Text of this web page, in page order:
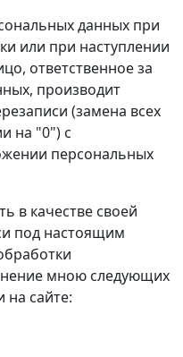
данных при
или при наступлении
ответственное за
производит
(замена всех
на "0") с
персональных
в качестве своей
под настоящим
мною следующих
на сайте: